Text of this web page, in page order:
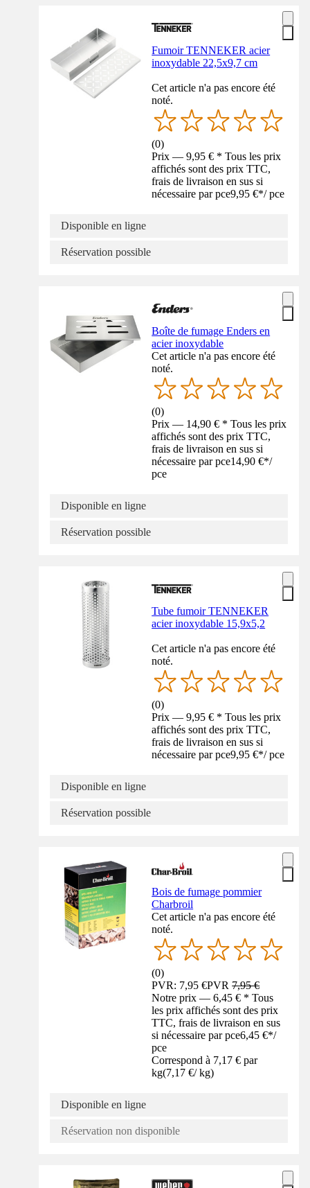
Fumoir TENNEKER acier
inoxydable 22,5x9,7 cm
Cet article n'a pas encore été
noté.
(0)
Prix — 9,95 € * Tous les prix
affichés sont des prix TTC,
frais de livraison en sus si
nécessaire par pce9,95 €*/ pce
Disponible en ligne
Réservation possible
Boîte de fumage Enders en
acier inoxydable
Cet article n'a pas encore été
noté.
(0)
Prix — 14,90 € * Tous les prix
affichés sont des prix TTC,
frais de livraison en sus si
nécessaire par pce14,90 €*/
pce
Disponible en ligne
Réservation possible
Tube fumoir TENNEKER
acier inoxydable 15,9x5,2
Cet article n'a pas encore été
noté.
(0)
Prix — 9,95 € * Tous les prix
affichés sont des prix TTC,
frais de livraison en sus si
nécessaire par pce9,95 €*/ pce
Disponible en ligne
Réservation possible
Bois de fumage pommier
Charbroil
Cet article n'a pas encore été
noté.
(0)
PVR: 7,95 €PVR7,95 €
Notre prix — 6,45 € * Tous
les prix affichés sont des prix
TTC, frais de livraison en sus
si nécessaire par pce6,45 €*/
pce
Correspond à 7,17 € par
kg(7,17 €/ kg)
Disponible en ligne
Réservation non disponible